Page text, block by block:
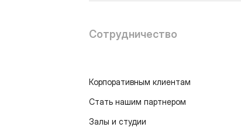
Сотрудничество
Корпоративным клиентам
Стать нашим партнером
Залы и студии